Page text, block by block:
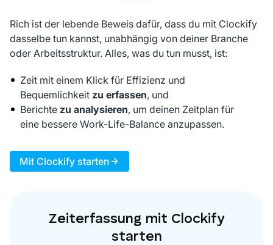
Rich ist der lebende Beweis dafür, dass du mit Clockify
dasselbe tun kannst, unabhängig von deiner Branche
oder Arbeitsstruktur. Alles, was du tun musst, ist:
Zeit mit einem Klick für Effizienz und
Bequemlichkeit zu erfassen, und
Berichte zu analysieren, um deinen Zeitplan für
eine bessere Work-Life-Balance anzupassen.
Mit Clockify starten
Zeiterfassung mit Clockify
starten